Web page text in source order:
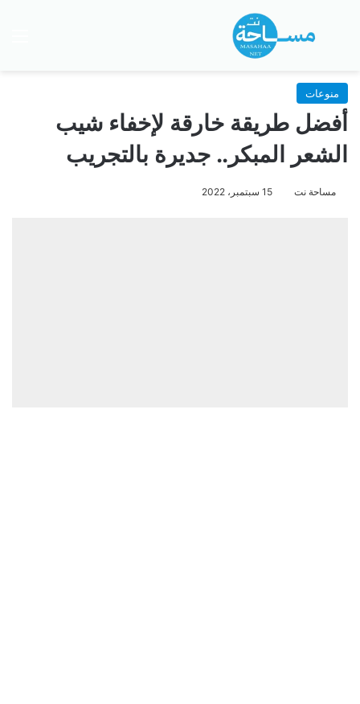
بحث عن
منوعات
أفضل طريقة خارقة لإخفاء شيب
الشعر المبكر.. جديرة بالتجريب
مساحة نت 15 سبتمبر، 2022